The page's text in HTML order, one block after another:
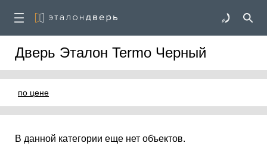
Дверь Эталон Termo Черный
по цене
В данной категории еще нет объектов.